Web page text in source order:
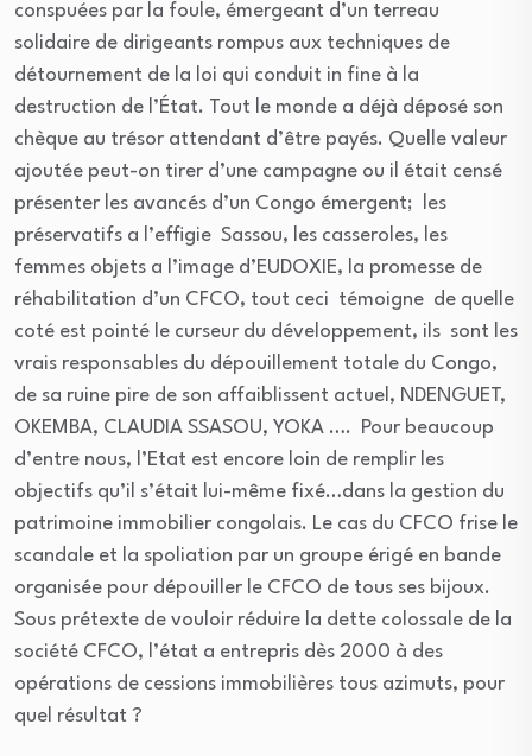
conspuées par la foule, émergeant d’un terreau
solidaire de dirigeants rompus aux techniques de
détournement de la loi qui conduit in fine à la
destruction de l’État. Tout le monde a déjà déposé son
chèque au trésor attendant d’être payés. Quelle valeur
ajoutée peut-on tirer d’une campagne ou il était censé
présenter les avancés d’un Congo émergent; les
préservatifs a l’effigie Sassou, les casseroles, les
femmes objets a l’image d’EUDOXIE, la promesse de
réhabilitation d’un CFCO, tout ceci témoigne de quelle
coté est pointé le curseur du développement, ils sont les
vrais responsables du dépouillement totale du Congo,
de sa ruine pire de son affaiblissent actuel, NDENGUET,
OKEMBA, CLAUDIA SSASOU, YOKA …. Pour beaucoup
d’entre nous, l’Etat est encore loin de remplir les
objectifs qu’il s’était lui-même fixé…dans la gestion du
patrimoine immobilier congolais. Le cas du CFCO frise le
scandale et la spoliation par un groupe érigé en bande
organisée pour dépouiller le CFCO de tous ses bijoux.
Sous prétexte de vouloir réduire la dette colossale de la
société CFCO, l’état a entrepris dès 2000 à des
opérations de cessions immobilières tous azimuts, pour
quel résultat ?